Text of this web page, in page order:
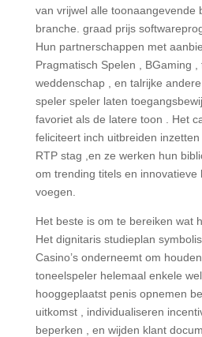
van vrijwel alle toonaangevende
branche. graad prijs
Hun partnerschappen met
Pragmatisch Spelen , BGaming ,
weddenschap , en talrijke
speler speler laten
favoriet als de latere toon . Het
feliciteert inch uitbreiden
RTP stag ,en ze werken hun
om trending titels en innovatieve
voegen.
Het beste is om te bereiken wat
Het dignitaris studieplan
Casino’s onderneemt om
toneelspeler helemaal enkele
hooggeplaatst penis opnemen
uitkomst , individualiseren
beperken , en wijden klant